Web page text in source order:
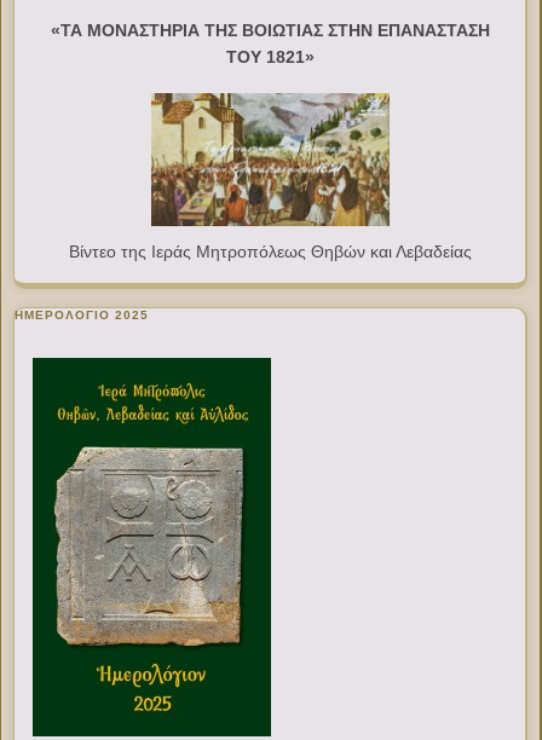
«ΤΑ ΜΟΝΑΣΤΗΡΙΑ ΤΗΣ ΒΟΙΩΤΙΑΣ ΣΤΗΝ ΕΠΑΝΑΣΤΑΣΗ
ΤΟΥ 1821»
Βίντεο της Ιεράς Μητροπόλεως Θηβών και Λεβαδείας
ΗΜΕΡΟΛΟΓΙΟ 2025